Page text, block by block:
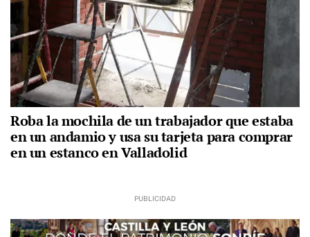
Roba la mochila de un trabajador que estaba
en un andamio y usa su tarjeta para comprar
en un estanco en Valladolid